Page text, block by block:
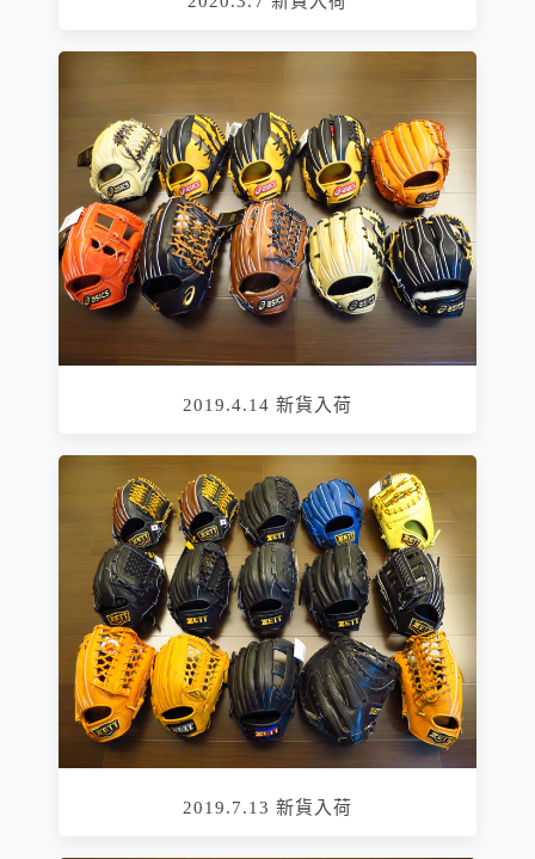
2019.4.14 新貨入荷
2019.7.13 新貨入荷